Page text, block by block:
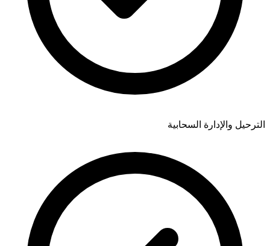
الترحيل والإدارة السحابية